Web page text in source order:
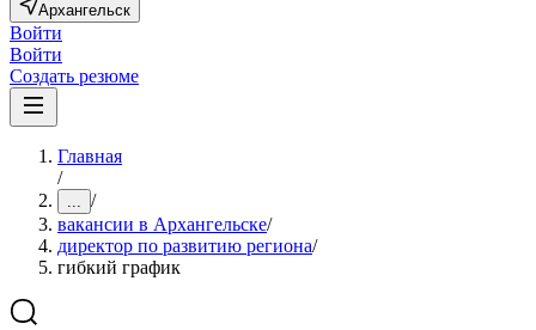
Архангельск
Войти
Войти
Создать резюме
Главная
/
... /
вакансии в Архангельске/
директор по развитию региона/
гибкий график